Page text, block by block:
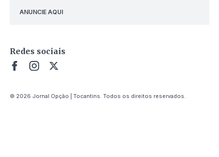
ANUNCIE AQUI
Redes sociais
© 2026 Jornal Opção | Tocantins. Todos os direitos reservados.